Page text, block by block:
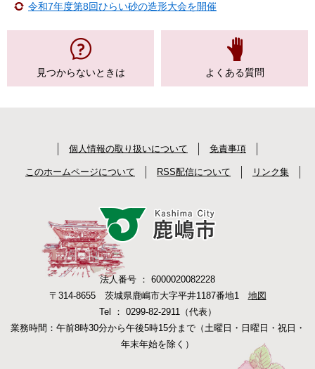
令和7年度第8回ひらい砂の造形大会を開催
見つからないときは よくある質問
個人情報の取り扱いについて 免責事項
このホームページについて RSS配信について リンク集
法人番号 ： 6000020082228
〒314-8655 茨城県鹿嶋市大字平井1187番地1 地図
Tel ： 0299-82-2911（代表）
業務時間：午前8時30分から午後5時15分まで（土曜日・日曜日・祝日・
年末年始を除く）